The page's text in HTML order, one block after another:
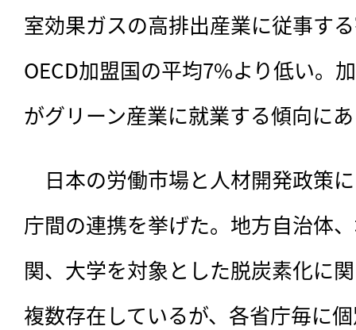
室効果ガスの高排出産業に従事す
OECD加盟国の平均7%より低い。
がグリーン産業に就業する傾向に
日本の労働市場と人材開発政策
庁間の連携を挙げた。地方自治体
関、大学を対象とした脱炭素化に
複数存在しているが、各省庁毎に